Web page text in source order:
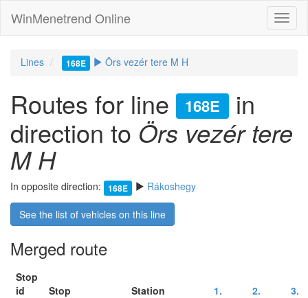
WinMenetrend Online
Lines 168E Örs vezér tere M H
Routes for line 168E
in
direction to Örs vezér tere
M H
In opposite direction: 168E Rákoshegy
See the list of vehicles on this line
Merged route
Stop
id
Stop Station 1. 2.
3.